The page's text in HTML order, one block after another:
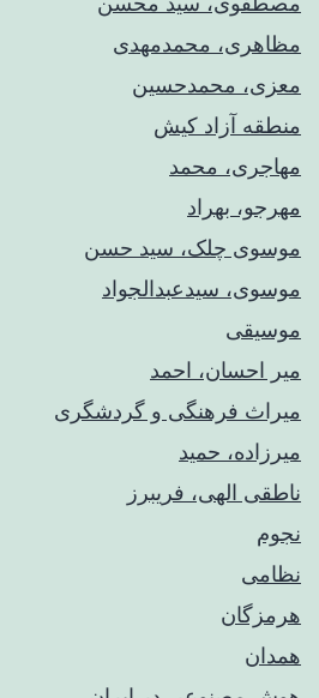
مظاهری، محمدمهدی
معزی، محمدحسین
منطقه آزاد کیش
مهاجری، محمد
مهرجو، بهراد
موسوی چلک، سید حسن
موسوی، سیدعبدالجواد
موسیقی
میر احسان، احمد
میراث فرهنگی و گردشگری
میرزاده، حمید
ناطقی الهی، فریبرز
نجوم
نظامی
هرمزگان
همدان